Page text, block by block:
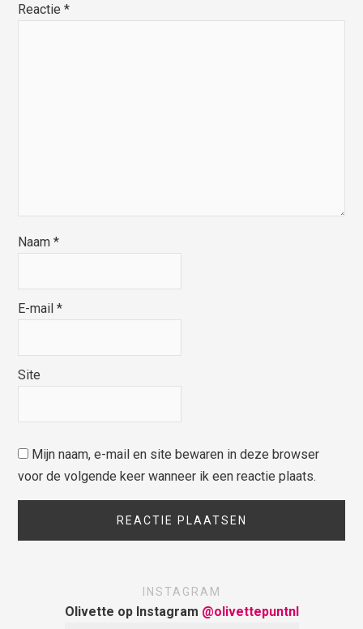
Reactie*
Naam*
E-mail*
Site
Mijn naam, e-mail en site bewaren in deze browser
voor de volgende keer wanneer ik een reactie plaats.
INSTAGRAM
Olivette op Instagram @olivettepuntnl